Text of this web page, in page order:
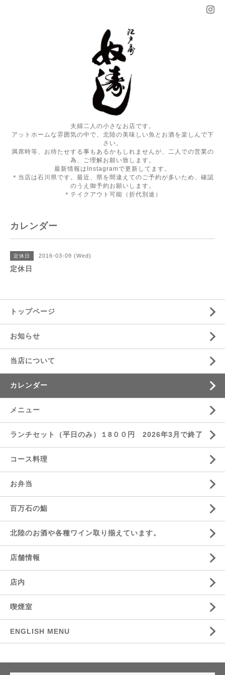
夫婦二人の小さなお店です。
アットホームな雰囲気の中で、北陸の美味しい魚とお酒を楽しんで下
さい。
満席時等、お待たせする事もあるかもしれませんが、二人での営業の
為、ご理解お願い致します。
最新情報はInstagramで更新してます。
＊当店は石川県です。最近、県を間違えてのご予約が多いため、確認
のうえ御予約お願いします。
＊テイクアウト可能（折代別途）
カレンダー
定休日 2016-03-09 (Wed)
定休日
トップページ
お知らせ
当店について
カレンダー
メニュー
ランチセット（平日のみ）１8００円 2026年3月で終了
コース料理
お弁当
百万石の鮨
北陸のお酒や各種ワイン取り揃えています。
店舗情報
店内
喫煙室
ENGLISH MENU